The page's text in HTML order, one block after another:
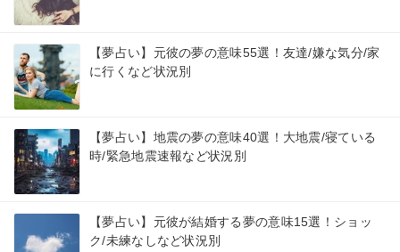
【夢占い】元彼の夢の意味55選！友達/嫌な気分/家
に行くなど状況別
【夢占い】地震の夢の意味40選！大地震/寝ている
時/緊急地震速報など状況別
【夢占い】元彼が結婚する夢の意味15選！ショッ
ク/未練なしなど状況別